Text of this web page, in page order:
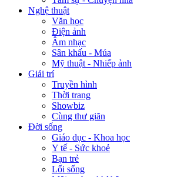
Nghệ thuật
Văn học
Điện ảnh
Âm nhạc
Sân khấu - Múa
Mỹ thuật - Nhiếp ảnh
Giải trí
Truyền hình
Thời trang
Showbiz
Cùng thư giãn
Đời sống
Giáo dục - Khoa học
Y tế - Sức khoẻ
Bạn trẻ
Lối sống